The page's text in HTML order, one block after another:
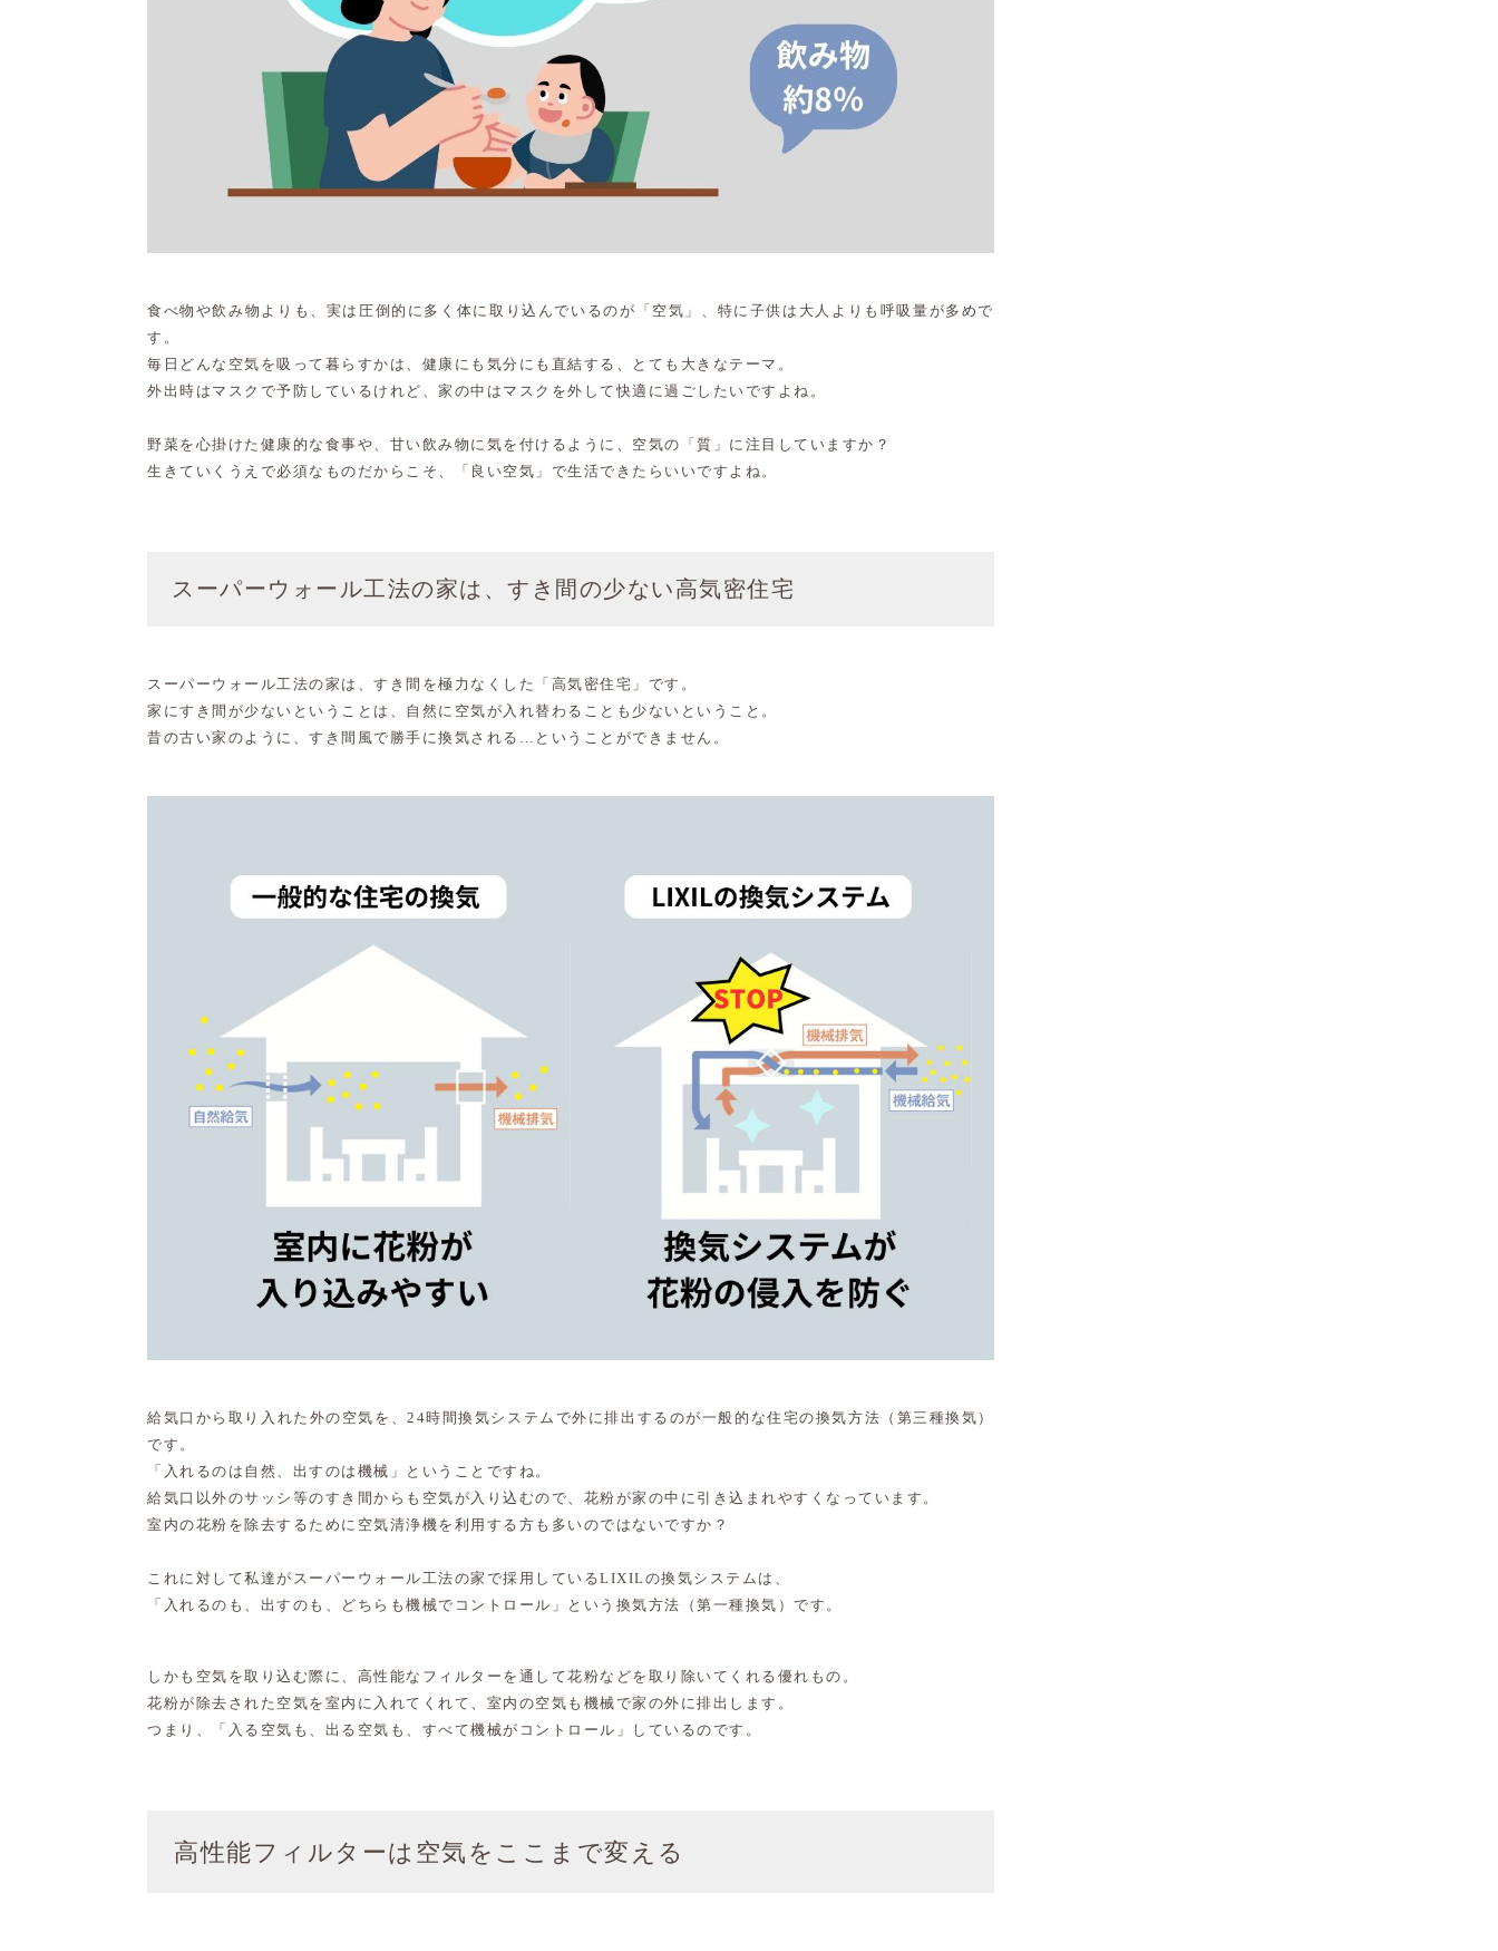
食べ物や飲み物よりも、実は圧倒的に多く体に取り込んでいるのが「空気」、特に子供は大人よりも呼吸量が多めで
す。
毎日どんな空気を吸って暮らすかは、健康にも気分にも直結する、とても大きなテーマ。
外出時はマスクで予防しているけれど、家の中はマスクを外して快適に過ごしたいですよね。
野菜を心掛けた健康的な食事や、甘い飲み物に気を付けるように、空気の「質」に注目していますか？
生きていくうえで必須なものだからこそ、「良い空気」で生活できたらいいですよね。
スーパーウォール工法の家は、すき間の少ない高気密住宅
スーパーウォール工法の家は、すき間を極力なくした「高気密住宅」です。
家にすき間が少ないということは、自然に空気が入れ替わることも少ないということ。
昔の古い家のように、すき間風で勝手に換気される…ということができません。
給気口から取り入れた外の空気を、24時間換気システムで外に排出するのが一般的な住宅の換気方法（第三種換気）
です。
「入れるのは自然、出すのは機械」
ということですね。
給気口以外のサッシ等のすき間からも空気が入り込むので、花粉が家の中に引き込まれやすくなっています。
室内の花粉を除去するために空気清浄機を利用する方も多いのではないですか？
これに対して私達がスーパーウォール工法の家で採用しているLIXILの換気システムは、
「 入れるのも、出すのも、どちらも機械でコントロール」 という換気方法（第一種換気）です。
しかも空気を取り込む際に、高性能なフィルターを通して花粉などを取り除いてくれる優れもの。
花粉が除去された空気を室内に入れてくれて、室内の空気も機械で家の外に排出します。
つまり、
「入る空気も、出る空気も、すべて機械がコントロール」 しているのです。
高性能フィルターは空気をここまで変える